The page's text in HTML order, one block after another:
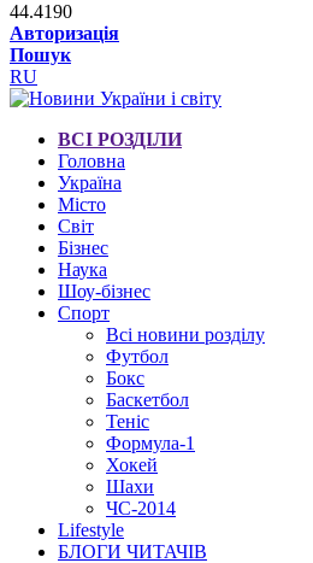
44.4190
Авторизація
Пошук
RU
ВСІ РОЗДІЛИ
Головна
Україна
Місто
Світ
Бізнес
Наука
Шоу-бізнес
Спорт
Всі новини розділу
Футбол
Бокс
Баскетбол
Теніс
Формула-1
Хокей
Шахи
ЧС-2014
Lifestyle
БЛОГИ ЧИТАЧІВ